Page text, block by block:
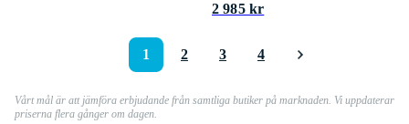
2 985 kr
1 2 3 4
Vårt mål är att jämföra erbjudande från samtliga butiker på marknaden. Vi uppdaterar
priserna flera gånger om dagen.